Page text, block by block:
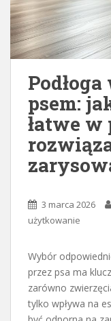
psem:
łatwe
3 marca 2026
użytkowanie
Wybór
przez psa ma
zarówno
tylko wpływa na